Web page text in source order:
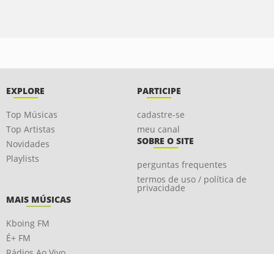
EXPLORE
Top Músicas
Top Artistas
Novidades
Playlists
PARTICIPE
cadastre-se
meu canal
SOBRE O SITE
perguntas frequentes
termos de uso / política de
privacidade
MAIS MÚSICAS
Kboing FM
É+ FM